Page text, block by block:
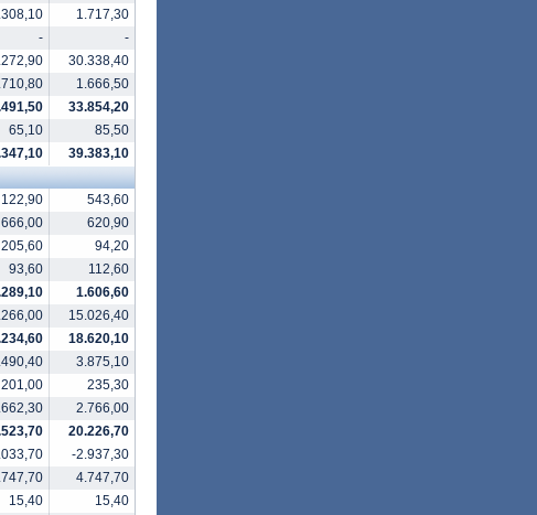
1.717,30
-
-
30.338,40
1.666,50
33.854,20
65,10
85,50
39.383,10
122,90
543,60
666,00
620,90
205,60
94,20
93,60
112,60
1.606,60
15.026,40
18.620,10
3.875,10
201,00
235,30
2.766,00
20.226,70
-2.937,30
4.747,70
15,40
15,40